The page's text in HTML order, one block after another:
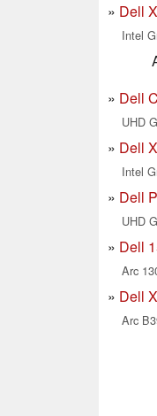
Dell
Intel
Dell
UHD
Dell
Intel
Dell
UHD
Dell
Arc
Dell
Arc